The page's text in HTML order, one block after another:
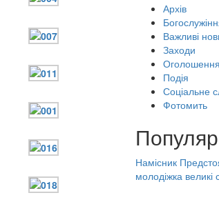
Архів
Важливі
Заходи
Оголошення
Подія
Соціальне
Фотомить
Намісник
молодіжка великі